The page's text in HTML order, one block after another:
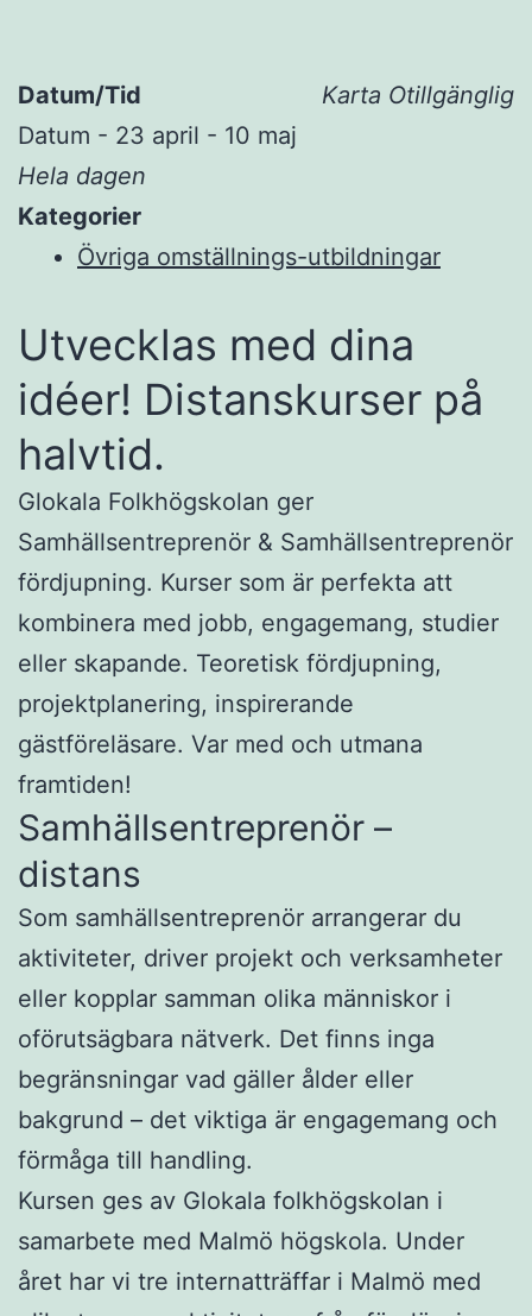
Karta Otillgänglig
Datum/Tid
Datum - 23 april - 10 maj
Hela dagen
Kategorier
Övriga omställnings-utbildningar
Utvecklas med dina
idéer! Distanskurser på
halvtid.
Glokala Folkhögskolan ger
Samhällsentreprenör & Samhällsentreprenör
fördjupning. Kurser som är perfekta att
kombinera med jobb, engagemang, studier
eller skapande. Teoretisk fördjupning,
projektplanering, inspirerande
gästföreläsare. Var med och utmana
framtiden!
Samhällsentreprenör –
distans
Som samhällsentreprenör arrangerar du
aktiviteter, driver projekt och verksamheter
eller kopplar samman olika människor i
oförutsägbara nätverk. Det finns inga
begränsningar vad gäller ålder eller
bakgrund – det viktiga är engagemang och
förmåga till handling.
Kursen ges av Glokala folkhögskolan i
samarbete med Malmö högskola. Under
året har vi tre internatträffar i Malmö med